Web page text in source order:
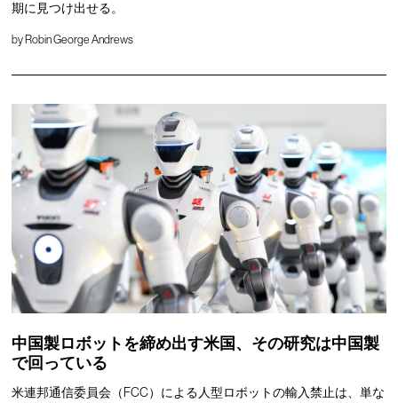
期に見つけ出せる。
byRobin George Andrews
中国製ロボットを締め出す米国、その研究は中国製
で回っている
米連邦通信委員会（FCC）による人型ロボットの輸入禁止は、単な